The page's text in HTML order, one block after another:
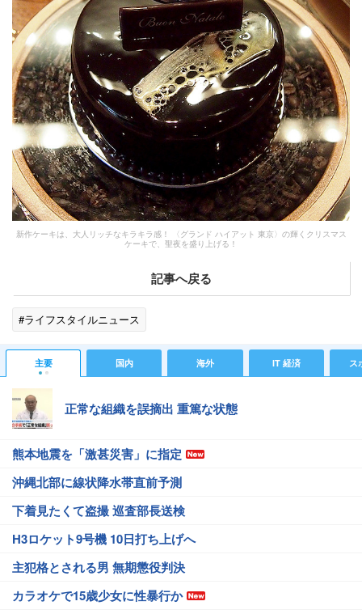
新作ケーキは、大人リッチなキラキラ感！ 〈グランド ハイアット 東京〉の輝くクリスマス
ケーキで、聖夜を盛り上げる！
記事へ戻る
#ライフスタイルニュース
主要 国内 海外 IT 経済 ス
正常な組織を誤摘出 重篤な状態
熊本地震を「激甚災害」に指定
沖縄北部に線状降水帯直前予測
下着見たくて盗撮 巡査部長送検
H3ロケット9号機 10日打ち上げへ
主犯格とされる男 無期懲役判決
カラオケで15歳少女に性暴行か